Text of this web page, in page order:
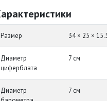
Размер 34 × 25 ×
Диаметр
циферблата
7 см
Диаметр
7 см